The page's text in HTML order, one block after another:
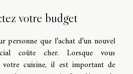
votre budget
personne que l’achat d’un nouvel
coûte cher. Lorsque vous
votre cuisine, il est important de